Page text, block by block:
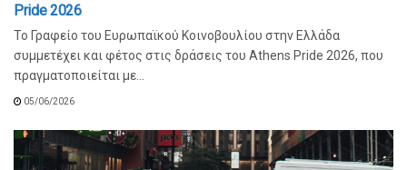
Pride 2026
Το Γραφείο του Ευρωπαϊκού Κοινοβουλίου στην Ελλάδα
συμμετέχει και φέτος στις δράσεις του Athens Pride 2026, που
πραγματοποιείται με...
05/06/2026